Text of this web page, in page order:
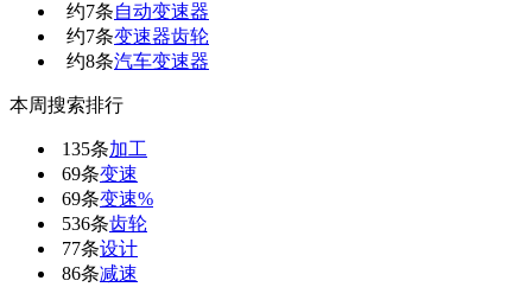
约7条自动变速器
约7条变速器齿轮
约8条汽车变速器
本周搜索排行
135条加工
69条变速
69条变速%
536条齿轮
77条设计
86条减速